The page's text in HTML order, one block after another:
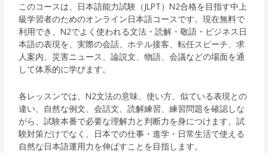
このコースは、日本語能力試験（JLPT）N2合格を目指す中上
級学習者のためのオンライン日本語コースです。現在無料で
利用でき、N2でよく使われる文法・読解・敬語・ビジネス日
本語の表現を、実際の会話、ホテル接客、転任スピーチ、求
人案内、災害ニュース、論説文、物語、会議などの場面を通
して体系的に学びます。
各レッスンでは、N2文法の意味、使い方、似ている表現との
違い、自然な例文、会話文、読解練習、練習問題を確認しな
がら、試験本番で必要な理解力と判断力を身につけます。試
験対策だけでなく、日本での仕事・進学・日常生活で使える
自然な日本語運用力を伸ばすことを目指します。